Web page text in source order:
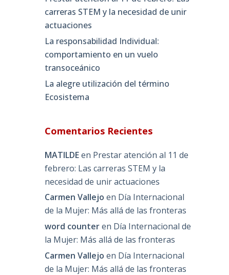
carreras STEM y la necesidad de unir
actuaciones
La responsabilidad Individual:
comportamiento en un vuelo
transoceánico
La alegre utilización del término
Ecosistema
Comentarios Recientes
MATILDEen Prestar atención al 11 de
febrero: Las carreras STEM y la
necesidad de unir actuaciones
Carmen Vallejo en Día Internacional
de la Mujer: Más allá de las fronteras
word counteren Día Internacional de
la Mujer: Más allá de las fronteras
Carmen Vallejo en Día Internacional
de la Mujer: Más allá de las fronteras